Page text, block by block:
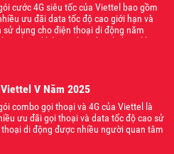
cước 4G siêu tốc của Viettel bao gồm
ưu đãi data tốc độ cao giới hạn và
sử dụng cho điện thoại di động năm
bạn tham khảo và đăng ký sử dụng khi
nhu cầu của mình nhé.
V Năm 2025
combo gọi thoại và 4G của Viettel là
ưu đãi gọi thoại và data tốc độ cao sử
di động được nhiều người quan tâm